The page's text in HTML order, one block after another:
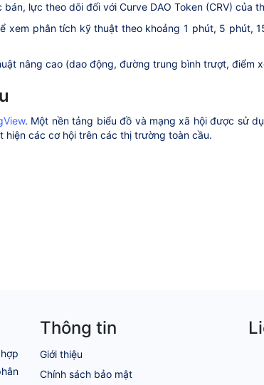
lực theo dõi đối với Curve DAO Token (CRV) của
xem phân tích kỹ thuật theo khoảng 1 phút, 5 phút,
nâng cao (dao động, đường trung bình trượt, điểm
. Một nền tảng biểu đồ và mạng xã hội được sử
hiện các cơ hội trên các thị trường toàn cầu.
Thông tin
Giới thiệu
Chính sách bảo mật